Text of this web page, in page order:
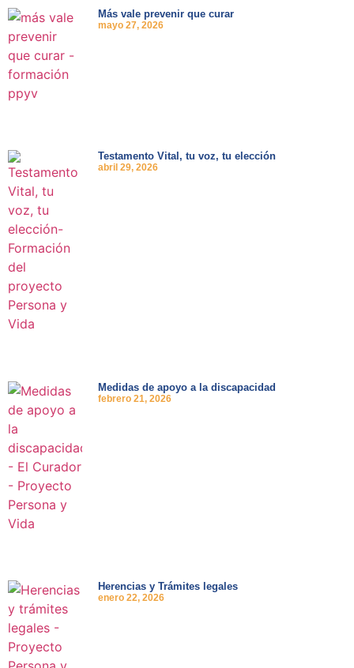
Más vale prevenir que curar
mayo 27, 2026
Testamento Vital, tu voz, tu elección
abril 29, 2026
Medidas de apoyo a la discapacidad
febrero 21, 2026
Herencias y Trámites legales
enero 22, 2026